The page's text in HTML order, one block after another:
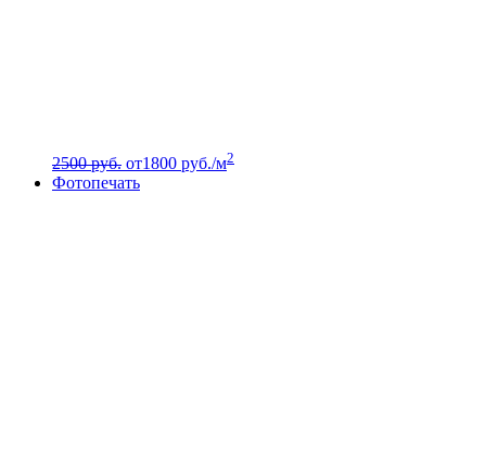
2500 руб. от1800 руб./м2
Фотопечать